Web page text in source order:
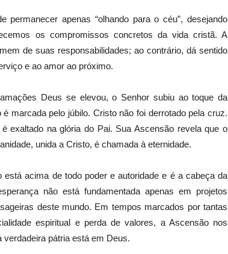
apenas “olhando para o céu”, desejando
os compromissos concretos da vida cristã. A
de suas responsabilidades; ao contrário, dá sentido
e ao amor ao próximo.
Deus se elevou, o Senhor subiu ao toque da
marcada pelo júbilo. Cristo não foi derrotado pela cruz.
exaltado na glória do Pai. Sua Ascensão revela que o
unida a Cristo, é chamada à eternidade.
acima de todo poder e autoridade e é a cabeça da
não está fundamentada apenas em projetos
deste mundo. Em tempos marcados por tantas
espiritual e perda de valores, a Ascensão nos
pátria está em Deus.